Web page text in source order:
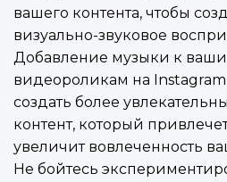
вашего контента, чтобы
визуально-звуковое
Добавление музыки к
видеороликам на
создать более
контент, который
увеличит вовлеченность
Не бойтесь